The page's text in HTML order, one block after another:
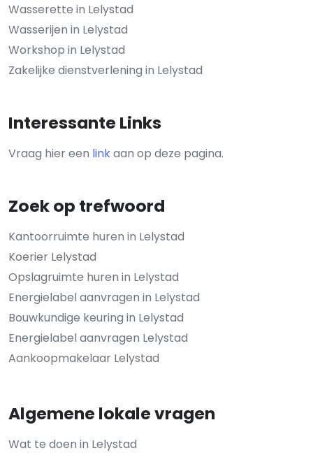
Wasserette in Lelystad
Wasserijen in Lelystad
Workshop in Lelystad
Zakelijke dienstverlening in Lelystad
Interessante Links
Vraag hier een linkaan op deze pagina.
Zoek op trefwoord
Kantoorruimte huren in Lelystad
Koerier Lelystad
Opslagruimte huren in Lelystad
Energielabel aanvragen in Lelystad
Bouwkundige keuring in Lelystad
Energielabel aanvragen Lelystad
Aankoopmakelaar Lelystad
Algemene lokale vragen
Wat te doen in Lelystad